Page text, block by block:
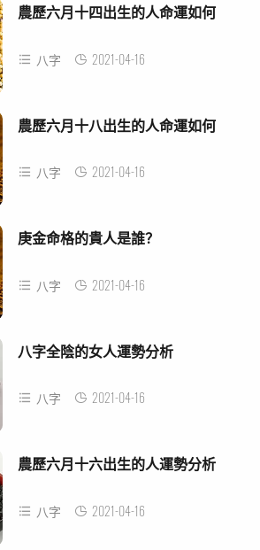
農歷六月十四出生的人命運如何
八字 2021-04-16
農歷六月十八出生的人命運如何
八字 2021-04-16
庚金命格的貴人是誰？
八字 2021-04-16
八字全陰的女人運勢分析
八字 2021-04-16
農歷六月十六出生的人運勢分析
八字 2021-04-16